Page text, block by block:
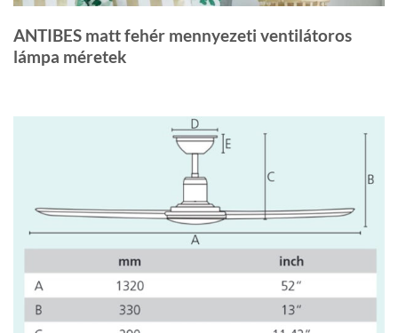
ANTIBES matt fehér mennyezeti ventilátoros
lámpa méretek